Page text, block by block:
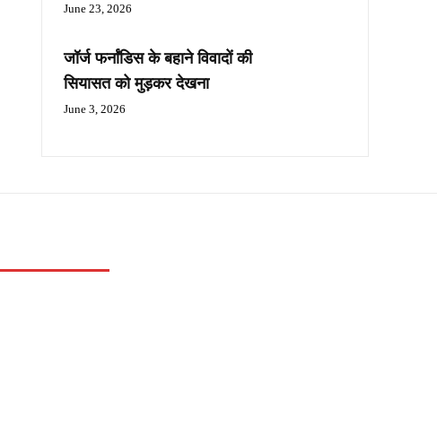
June 23, 2026
जॉर्ज फर्नांडिस के बहाने विवादों की
सियासत को मुड़कर देखना
June 3, 2026